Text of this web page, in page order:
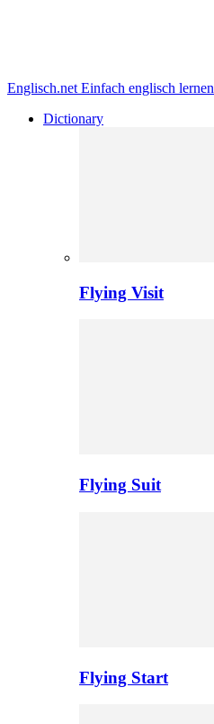
Englisch.net Einfach englisch lernen
Dictionary
Flying Visit
Flying Suit
Flying Start